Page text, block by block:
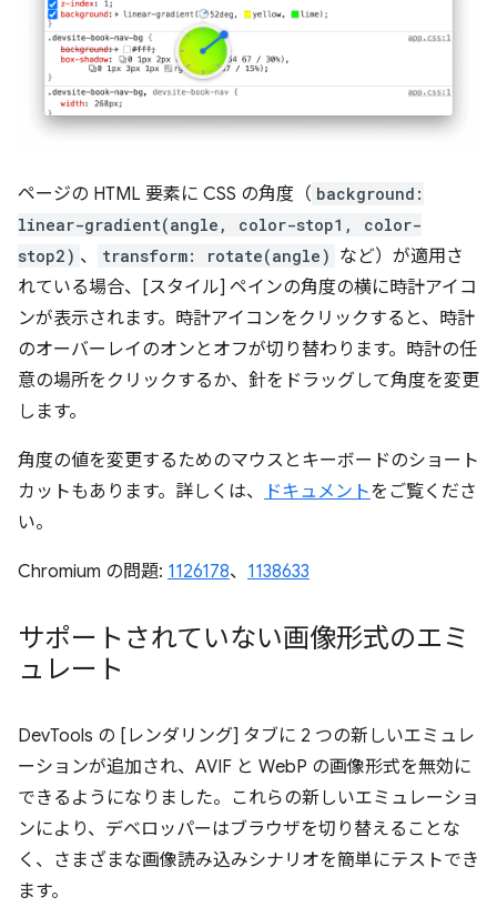
ページの HTML 要素に CSS の角度（ background:
linear-gradient(angle, color-stop1, color-
stop2) 、 transform: rotate(angle) など）が適用さ
れている場合、[スタイル] ペインの角度の横に時計アイコ
ンが表示されます。時計アイコンをクリックすると、時計
のオーバーレイのオンとオフが切り替わります。時計の任
意の場所をクリックするか、針をドラッグして角度を変更
します。
角度の値を変更するためのマウスとキーボードのショート
カットもあります。詳しくは、
ドキュメントをご覧くださ
い。
Chromium の問題: 1126178、 1138633
サポートされていない画像形式のエミ
ュレート
DevTools の [レンダリング] タブに 2 つの新しいエミュレ
ーションが追加され、AVIF と WebP の画像形式を無効に
できるようになりました。これらの新しいエミュレーショ
ンにより、デベロッパーはブラウザを切り替えることな
く、さまざまな画像読み込みシナリオを簡単にテストでき
ます。